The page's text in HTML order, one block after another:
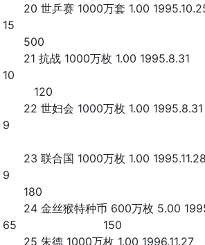
20 世乒赛 1000万套 1.00
15
500
21 抗战 1000万枚 1.00
10
120
22 世妇会 1000万枚 1.00
9
23 联合国 1000万枚 1.00
9
180
24 金丝猴特种币 600万枚 5.00
65 150
25 朱德 1000万枚 1.00